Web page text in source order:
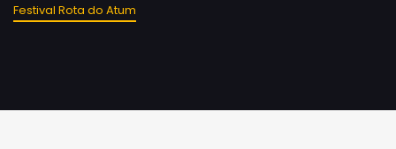
Festival Rota do Atum